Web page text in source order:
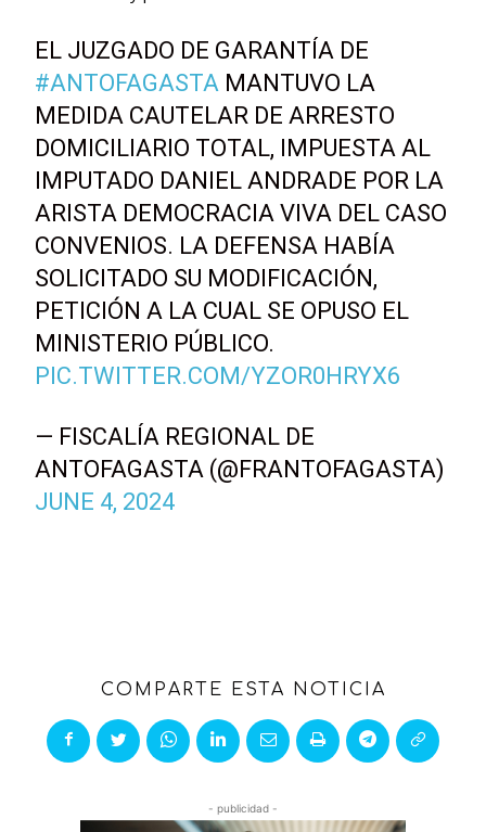
EL JUZGADO DE GARANTÍA DE
#ANTOFAGASTA MANTUVO LA
MEDIDA CAUTELAR DE ARRESTO
DOMICILIARIO TOTAL, IMPUESTA AL
IMPUTADO DANIEL ANDRADE POR LA
ARISTA DEMOCRACIA VIVA DEL CASO
CONVENIOS. LA DEFENSA HABÍA
SOLICITADO SU MODIFICACIÓN,
PETICIÓN A LA CUAL SE OPUSO EL
MINISTERIO PÚBLICO.
PIC.TWITTER.COM/YZOR0HRYX6
— FISCALÍA REGIONAL DE
ANTOFAGASTA (@FRANTOFAGASTA)
JUNE 4, 2024
COMPARTE ESTA NOTICIA
- publicidad -